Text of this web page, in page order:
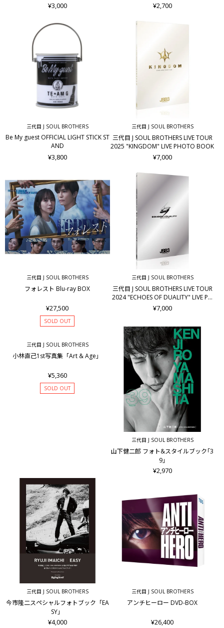
¥3,000 ¥2,700
三代目 J SOUL BROTHERS
Be My guest OFFICIAL LIGHT STICK ST
AND
¥3,800
三代目 J SOUL BROTHERS
三代目 J SOUL BROTHERS LIVE TOUR
2025 "KINGDOM" LIVE PHOTO BOOK
¥7,000
三代目 J SOUL BROTHERS
フォレスト Blu-ray BOX
¥27,500
SOLD OUT
三代目 J SOUL BROTHERS
三代目 J SOUL BROTHERS LIVE TOUR
2024 "ECHOES OF DUALITY" LIVE PH
OTO BOOK
¥7,000
三代目 J SOUL BROTHERS
小林直己1st写真集「Art & Age」
¥5,360
SOLD OUT
三代目 J SOUL BROTHERS
山下健二郎 フォト&スタイルブック｢3
9｣
¥2,970
三代目 J SOUL BROTHERS
今市隆二スペシャルフォトブック「EA
SY」
¥4,000
三代目 J SOUL BROTHERS
アンチヒーロー DVD-BOX
¥26,400